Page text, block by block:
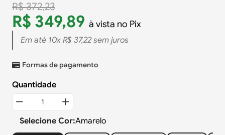
R$ 372,23
R$ 349,89 à vista no Pix
Em até 10x R$ 37,22sem juros
Formas de pagamento
Quantidade
Selecione Cor:Amarelo